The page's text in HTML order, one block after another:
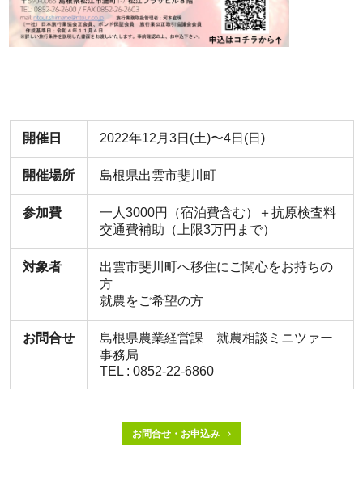
開催日 2022年12月3日(土)〜4日(日)
開催場所 島根県出雲市斐川町
参加費
一人3000円（宿泊費含む）＋抗原検査料
交通費補助（上限3万円まで）
対象者
出雲市斐川町へ移住にご関心をお持ちの
方
就農をご希望の方
お問合せ
島根県農業経営課 就農相談ミニツァー
事務局
TEL : 0852-22-6860
お問合せ・お申込み